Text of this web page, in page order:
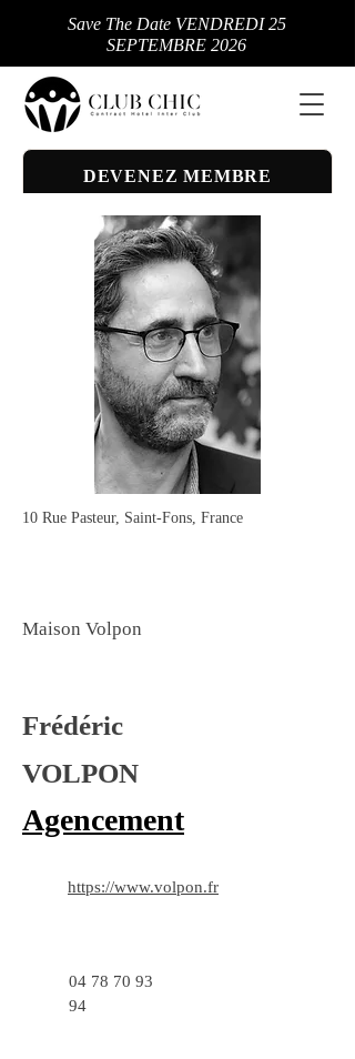
Save The Date VENDREDI 25
SEPTEMBRE 2026
DEVENEZ MEMBRE
10 Rue Pasteur, Saint-Fons, France
Maison Volpon
Frédéric
VOLPON
Agencement
https://www.volpon.fr
04 78 70 93
94